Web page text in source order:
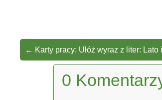
← Karty pracy: Ułóż wyraz z liter: Lato
0